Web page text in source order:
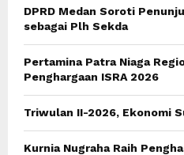
DPRD Medan Soroti
sebagai Plh Sekda
Pertamina Patra Niaga
Penghargaan ISRA 2026
Triwulan II-2026, Ekonomi
Kurnia Nugraha Raih